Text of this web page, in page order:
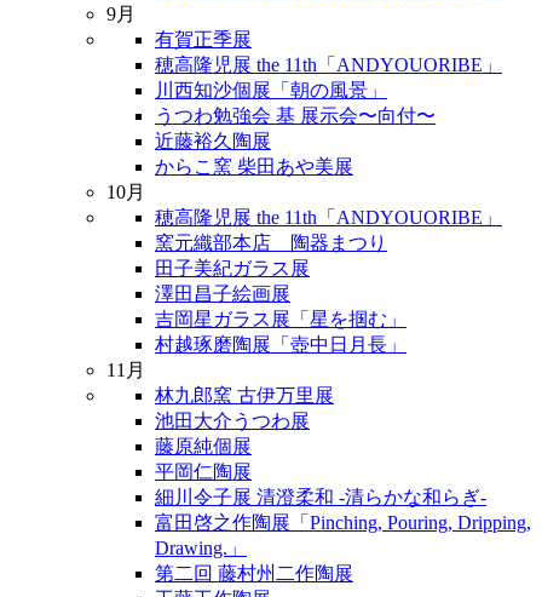
9月
有賀正季展
穂高隆児展 the 11th「ANDYOUORIBE」
川西知沙個展「朝の風景」
うつわ勉強会 基 展示会〜向付〜
近藤裕久陶展
からこ窯 柴田あや美展
10月
穂高隆児展 the 11th「ANDYOUORIBE」
窯元織部本店 陶器まつり
田子美紀ガラス展
澤田昌子絵画展
吉岡星ガラス展「星を掴む」
村越琢磨陶展「壺中日月長」
11月
林九郎窯 古伊万里展
池田大介うつわ展
藤原純個展
平岡仁陶展
細川令子展 清澄柔和 -清らかな和らぎ-
富田啓之作陶展「Pinching, Pouring, Dripping,
Drawing.」
第二回 藤村州二作陶展